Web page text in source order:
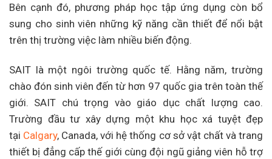
Bên cạnh đó, phương pháp học tập ứng dụng còn bổ
sung cho sinh viên những kỹ năng cần thiết để nổi bật
trên thị trường việc làm nhiều biến động.
SAIT là một ngôi trường quốc tế. Hằng năm, trường
chào đón sinh viên đến từ hơn 97 quốc gia trên toàn thế
giới. SAIT chú trọng vào giáo dục chất lượng cao.
Trường đầu tư xây dựng một khu học xá tuyệt đẹp
tại Calgary, Canada, với hệ thống cơ sở vật chất và trang
thiết bị đẳng cấp thế giới cùng đội ngũ giảng viên hỗ trợ